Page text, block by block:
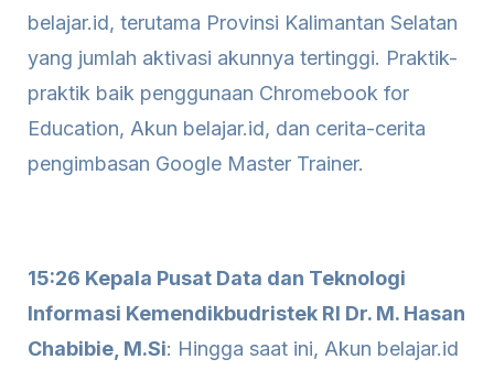
belajar.id, terutama Provinsi Kalimantan Selatan
yang jumlah aktivasi akunnya tertinggi. Praktik-
praktik baik penggunaan Chromebook for
Education, Akun belajar.id, dan cerita-cerita
pengimbasan Google Master Trainer.
15:26 Kepala Pusat Data dan Teknologi
Informasi Kemendikbudristek RI Dr. M. Hasan
Chabibie, M.Si: Hingga saat ini, Akun belajar.id